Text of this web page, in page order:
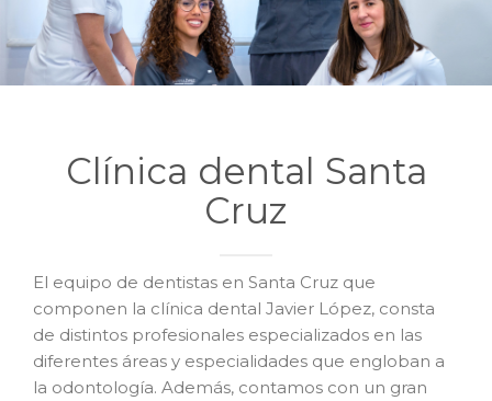
Clínica dental Santa
Cruz
El equipo de dentistas en Santa Cruz que
componen la clínica dental Javier López, consta
de distintos profesionales especializados en las
diferentes áreas y especialidades que engloban a
la odontología. Además, contamos con un gran